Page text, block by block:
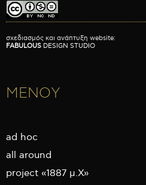
σχεδιασμός και ανάπτυξη website:
FABULOUS DESIGN STUDIO
ΜΕΝΟΥ
ad hoc
all around
project «1887 μ.Χ»